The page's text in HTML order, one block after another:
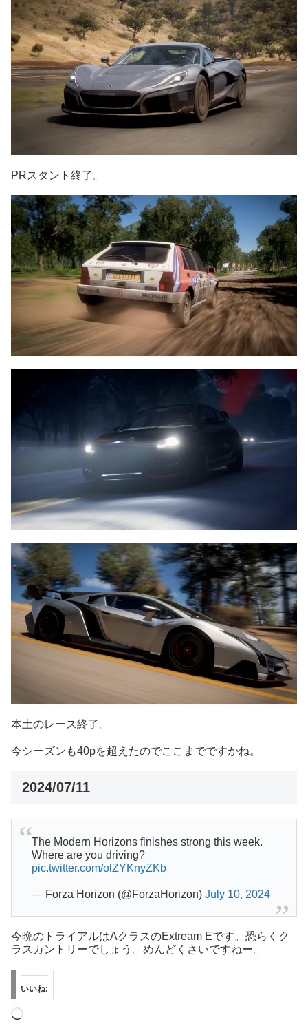
PRスタント終了。
本土のレース終了。
今シーズンも40pを超えたのでここまでですかね。
2024/07/11
The Modern Horizons finishes strong this week.
Where are you driving?
pic.twitter.com/olZYKnyZKb
— Forza Horizon (@ForzaHorizon) July 10, 2024
今晩のトライアルはAクラスのExtream Eです。恐らくク
ラスカントリーでしょう。めんどくさいですねー。
いいね:
読